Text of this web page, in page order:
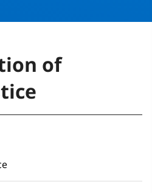
of